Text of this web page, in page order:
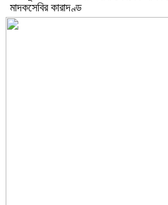
মাদকসেবির কারাদণ্ড